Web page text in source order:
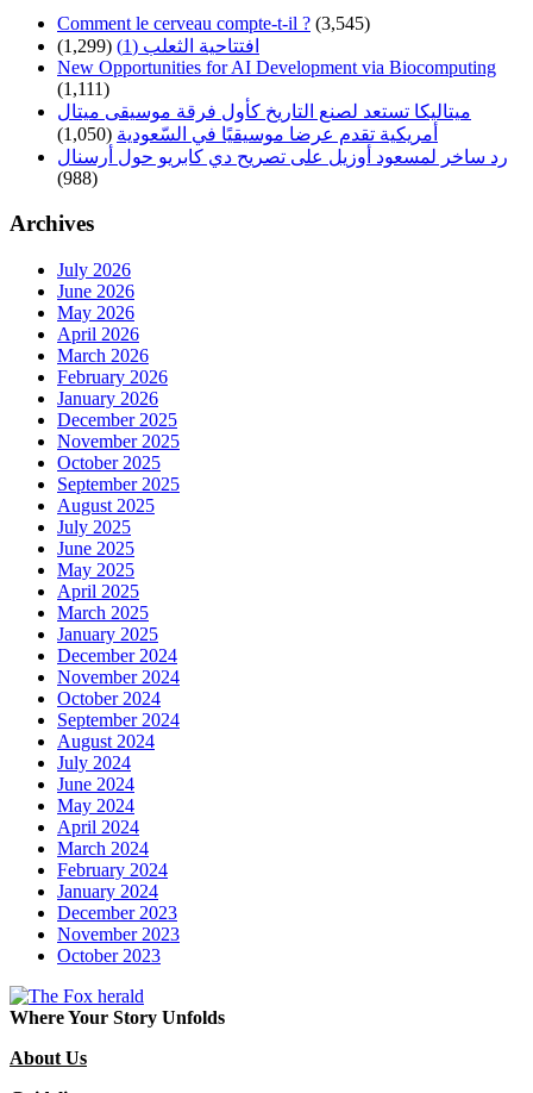
Comment le cerveau compte-t-il ? (3,545)
افتتاحية الثعلب (1)
(1,299)
New Opportunities for AI Development via Biocomputing
(1,111)
ميتاليكا تستعد لصنع التاريخ كأول فرقة موسيقى ميتال
أمريكية تقدم عرضا موسيقيًا في السّعودية (1,050)
رد ساخر لمسعود أوزيل على تصريح دي كابريو حول أرسنال
(988)
Archives
July 2026
June 2026
May 2026
April 2026
March 2026
February 2026
January 2026
December 2025
November 2025
October 2025
September 2025
August 2025
July 2025
June 2025
May 2025
April 2025
March 2025
January 2025
December 2024
November 2024
October 2024
September 2024
August 2024
July 2024
June 2024
May 2024
April 2024
March 2024
February 2024
January 2024
December 2023
November 2023
October 2023
Where Your Story Unfolds
About Us